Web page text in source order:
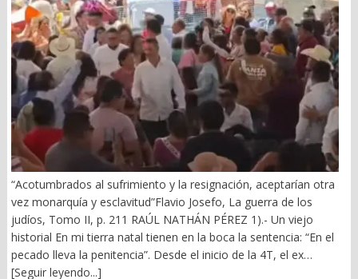
“Acotumbrados al sufrimiento y la resignación, aceptarían otra
vez monarquía y esclavitud”Flavio Josefo, La guerra de los
judíos, Tomo II, p. 211 RAÚL NATHÁN PÉREZ 1).- Un viejo
historial En mi tierra natal tienen en la boca la sentencia: “En el
pecado lleva la penitencia”. Desde el inicio de la 4T, el ex
gobernador Alejandro Murat ha arrastrado un mal fario. El 21 de
[Seguir leyendo...]